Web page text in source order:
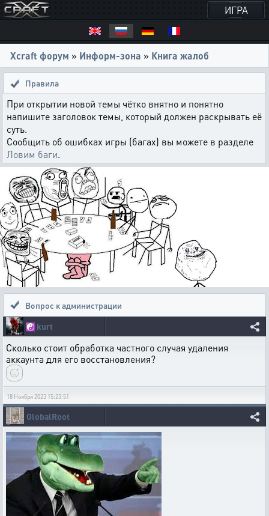
ИГРА
Xcraft форум » Информ-зона » Книга жалоб
Правила
При открытии новой темы чётко внятно и понятно
напишите заголовок темы, который должен раскрывать её
суть.
Сообщить об ошибках игры (багах) вы можете в разделе
Ловим баги.
Вопрос к администрации
☯️kurt
Сколько стоит обработка частного случая удаления
аккаунта для его восстановления?
18 Ноября 2023 15:23:51
GlobalRoot